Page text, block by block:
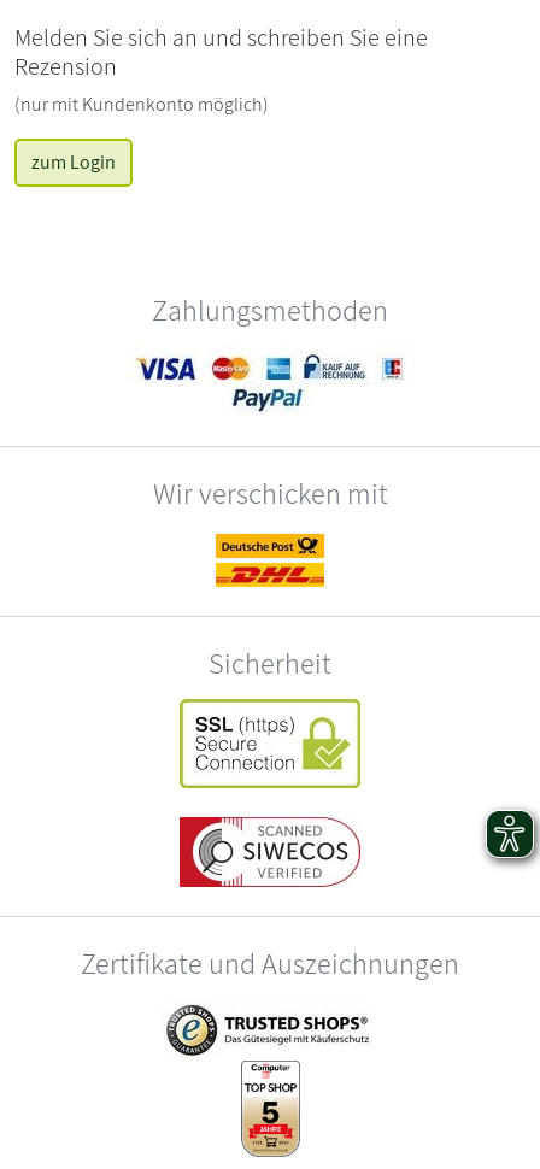
Melden Sie sich an und schreiben Sie eine
Rezension
(nur mit Kundenkonto möglich)
zum Login
Zahlungsmethoden
Wir verschicken mit
Sicherheit
Zertifikate und Auszeichnungen